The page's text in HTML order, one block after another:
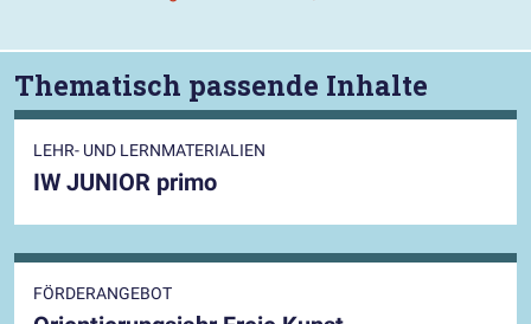
Thematisch passende Inhalte
LEHR- UND LERNMATERIALIEN
IW JUNIOR primo
FÖRDERANGEBOT